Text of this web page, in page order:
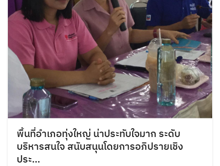
พื้นที่อำเภอทุ่งใหญ่ น่าประทับใจมาก ระดับ
บริหารสนใจ สนับสนุนโดยการอภิปรายเชิง
ประ…